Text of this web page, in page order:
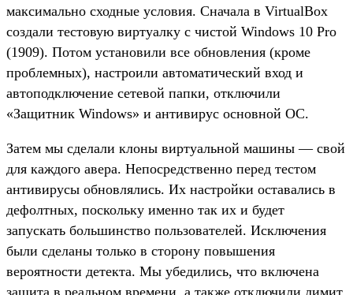
максимально сходные условия. Сначала в VirtualBox
создали тестовую виртуалку с чистой Windows 10 Pro
(1909). Потом установили все обновления (кроме
проблемных), настроили автоматический вход и
автоподключение сетевой папки, отключили
«Защитник Windows» и антивирус основной ОС.
Затем мы сделали клоны виртуальной машины — свой
для каждого авера. Непосредственно перед тестом
антивирусы обновлялись. Их настройки оставались в
дефолтных, поскольку именно так их и будет
запускать большинство пользователей. Исключения
были сделаны только в сторону повышения
вероятности детекта. Мы убедились, что включена